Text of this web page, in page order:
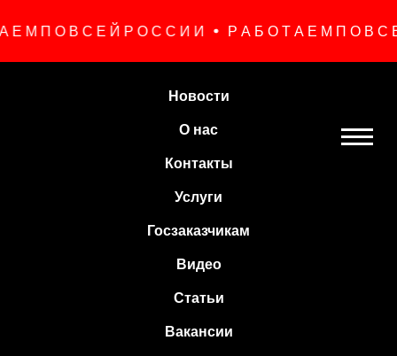
Е М П О В С Е Й Р О С С И И Р А Б О Т А Е М П О В С
Новости
О нас
Контакты
Услуги
Госзаказчикам
Видео
Статьи
Вакансии